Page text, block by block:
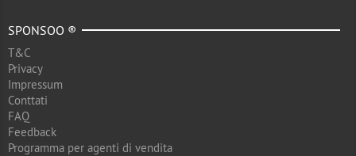
SPONSOO ®
T&C
Privacy
Impressum
Conttati
FAQ
Feedback
Programma per agenti di vendita